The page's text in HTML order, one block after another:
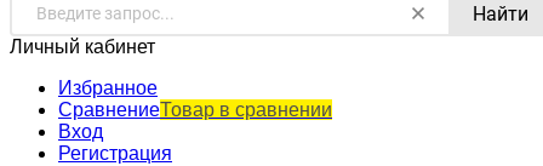
Найти
Личный кабинет
Избранное
СравнениеТовар в сравнении
Вход
Регистрация